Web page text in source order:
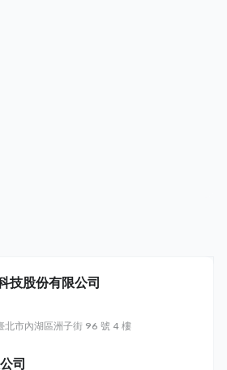
技股份有限公司
北市內湖區洲子街 96 號 4 樓
司